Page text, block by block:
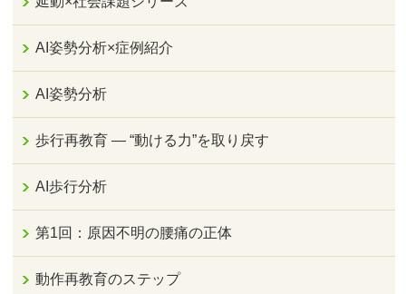
AI姿勢分析×症例紹介
AI姿勢分析
歩行再教育 ― “動ける力”を取り戻す
AI歩行分析
第1回：原因不明の腰痛の正体
動作再教育のステップ